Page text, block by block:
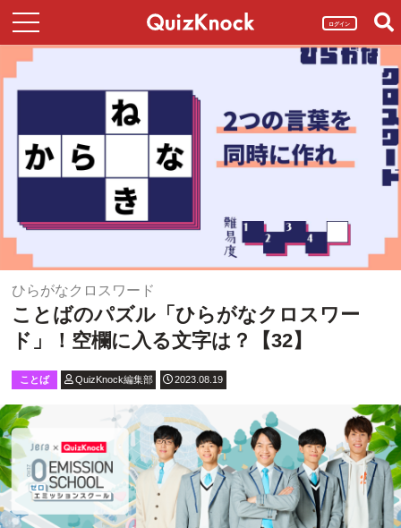
ログイン
ひらがなクロスワード
ことばのパズル「ひらがなクロスワー
ド」！空欄に入る文字は？【32】
ことば QuizKnock編集部 2023.08.19